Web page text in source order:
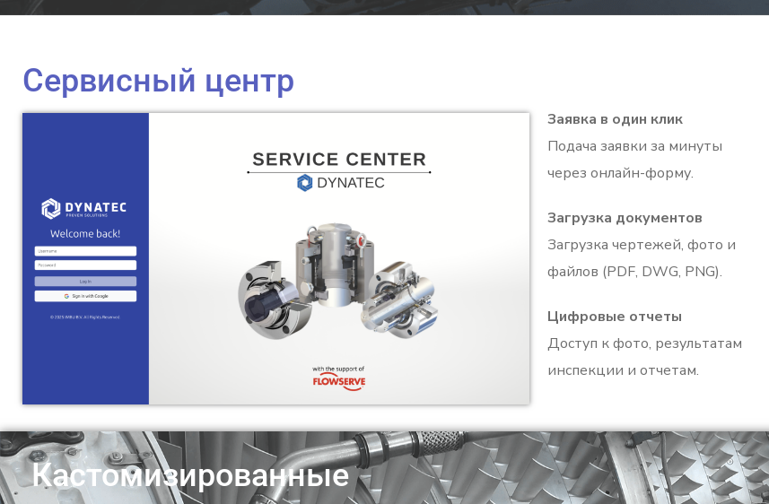
Сервисный центр
Заявка в один клик
Подача заявки за минуты
через онлайн-форму.
Загрузка документов
Загрузка чертежей, фото и
файлов (PDF, DWG, PNG).
Цифровые отчеты
Доступ к фото, результатам
инспекции и отчетам.
Кастомизированные